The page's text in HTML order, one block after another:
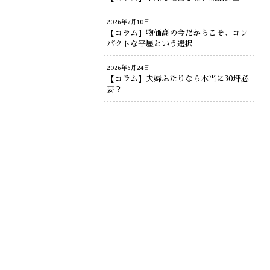
2026年7月10日
【コラム】物価高の今だからこそ、コン
パクトな平屋という選択
2026年6月24日
【コラム】夫婦ふたりなら本当に30坪必
要？